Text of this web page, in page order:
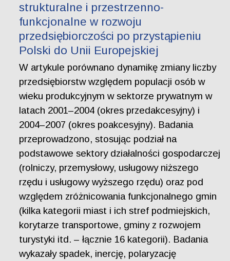
strukturalne i przestrzenno-
funkcjonalne w rozwoju
przedsiębiorczości po przystąpieniu
Polski do Unii Europejskiej
W artykule porównano dynamikę zmiany liczby
przedsiębiorstw względem populacji osób w
wieku produkcyjnym w sektorze prywatnym w
latach 2001–2004 (okres przedakcesyjny) i
2004–2007 (okres poakcesyjny). Badania
przeprowadzono, stosując podział na
podstawowe sektory działalności gospodarczej
(rolniczy, przemysłowy, usługowy niższego
rzędu i usługowy wyższego rzędu) oraz pod
względem zróżnicowania funkcjonalnego gmin
(kilka kategorii miast i ich stref podmiejskich,
korytarze transportowe, gminy z rozwojem
turystyki itd. – łącznie 16 kategorii). Badania
wykazały spadek, inercję, polaryzację